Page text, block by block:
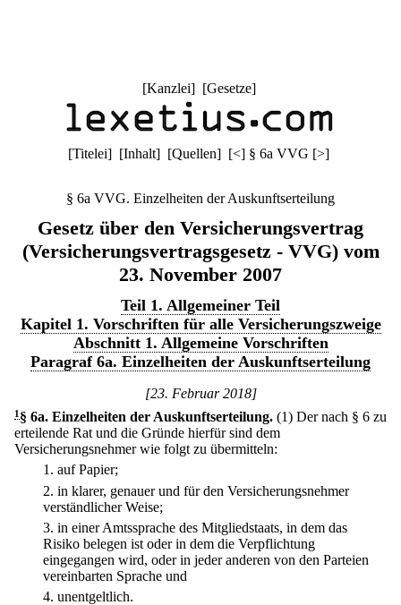
[Kanzlei] [Gesetze]
[Titelei] [Inhalt] [Quellen] [<] § 6a VVG [>]
§ 6a VVG. Einzelheiten der Auskunftserteilung
Gesetz über den Versicherungsvertrag
(Versicherungsvertragsgesetz - VVG) vom
23. November 2007
Teil 1. Allgemeiner Teil
Kapitel 1. Vorschriften für alle Versicherungszweige
Abschnitt 1. Allgemeine Vorschriften
Paragraf 6a. Einzelheiten der Auskunftserteilung
[23. Februar 2018]
1 § 6a. Einzelheiten der Auskunftserteilung. (1) Der nach § 6 zu
erteilende Rat und die Gründe hierfür sind dem
Versicherungsnehmer wie folgt zu übermitteln:
1. auf Papier;
2. in klarer, genauer und für den Versicherungsnehmer
verständlicher Weise;
3. in einer Amtssprache des Mitgliedstaats, in dem das
Risiko belegen ist oder in dem die Verpflichtung
eingegangen wird, oder in jeder anderen von den Parteien
vereinbarten Sprache und
4. unentgeltlich.